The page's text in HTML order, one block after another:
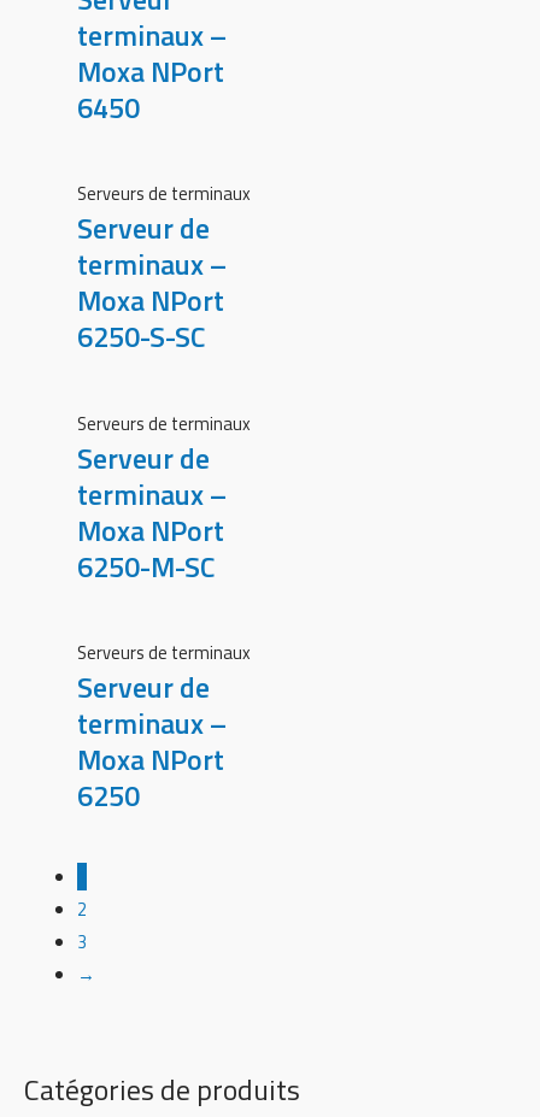
Catégories de produits
terminaux –
Moxa NPort
6450
Serveurs de terminaux
Serveur de
terminaux –
Moxa NPort
6250-S-SC
Serveurs de terminaux
Serveur de
terminaux –
Moxa NPort
6250-M-SC
Serveurs de terminaux
Serveur de
terminaux –
Moxa NPort
6250
2
3
→